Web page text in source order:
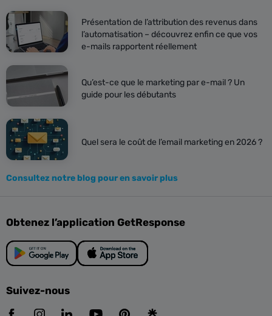
Présentation de l’attribution des revenus dans
l’automatisation – découvrez enfin ce que vos
e-mails rapportent réellement
Qu’est-ce que le marketing par e-mail ? Un
guide pour les débutants
Quel sera le coût de l’email marketing en 2026 ?
Consultez notre blog pour en savoir plus
Obtenez l’application GetResponse
Suivez-nous